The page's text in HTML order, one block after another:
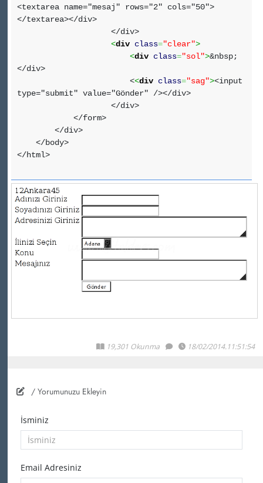
<textarea name="mesaj" rows="2" cols="50">
</textarea></div>
</div>
<div class="clear">
<div class="sol">&nbsp;
</div>
<<div class="sag"><input
type="submit" value="Gönder" /></div>
</div>
</form>
</div>
</body>
</html>
19,301 Okunma 18/02/2014.11:51:54
/ Yorumunuzu Ekleyin
İsminiz
Email Adresiniz